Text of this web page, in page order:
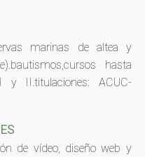
marinas de altea y
hasta
I y II.titulaciones: ACUC-
de vídeo, diseño web y